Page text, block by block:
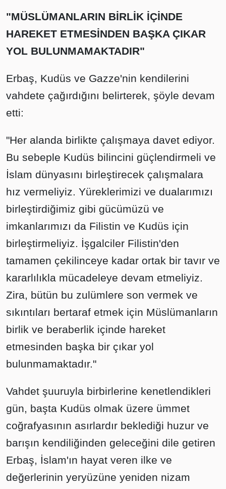
"MÜSLÜMANLARIN BİRLİK İÇİNDE
HAREKET ETMESİNDEN BAŞKA ÇIKAR
YOL BULUNMAMAKTADIR"
Erbaş, Kudüs ve Gazze'nin kendilerini
vahdete çağırdığını belirterek, şöyle devam
etti:
"Her alanda birlikte çalışmaya davet ediyor.
Bu sebeple Kudüs bilincini güçlendirmeli ve
İslam dünyasını birleştirecek çalışmalara
hız vermeliyiz. Yüreklerimizi ve dualarımızı
birleştirdiğimiz gibi gücümüzü ve
imkanlarımızı da Filistin ve Kudüs için
birleştirmeliyiz. İşgalciler Filistin'den
tamamen çekilinceye kadar ortak bir tavır ve
kararlılıkla mücadeleye devam etmeliyiz.
Zira, bütün bu zulümlere son vermek ve
sıkıntıları bertaraf etmek için Müslümanların
birlik ve beraberlik içinde hareket
etmesinden başka bir çıkar yol
bulunmamaktadır."
Vahdet şuuruyla birbirlerine kenetlendikleri
gün, başta Kudüs olmak üzere ümmet
coğrafyasının asırlardır beklediği huzur ve
barışın kendiliğinden geleceğini dile getiren
Erbaş, İslam'ın hayat veren ilke ve
değerlerinin yeryüzüne yeniden nizam